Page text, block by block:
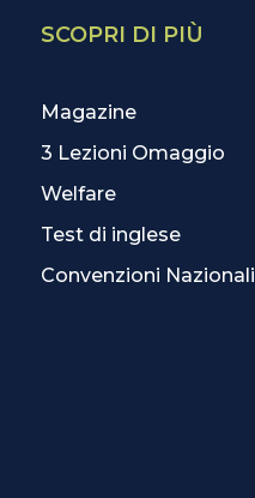
SCOPRI DI PIÙ
Magazine
3 Lezioni Omaggio
Welfare
Test di inglese
Convenzioni Nazionali